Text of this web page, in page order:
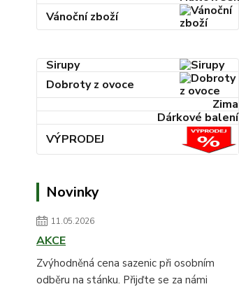
Vánoční zboží
Sirupy
Dobroty z ovoce
Zima
Dárkové balení
VÝPRODEJ
Novinky
11.05.2026
AKCE
Zvýhodněná cena sazenic při osobním
odběru na stánku. Přijďte se za námi